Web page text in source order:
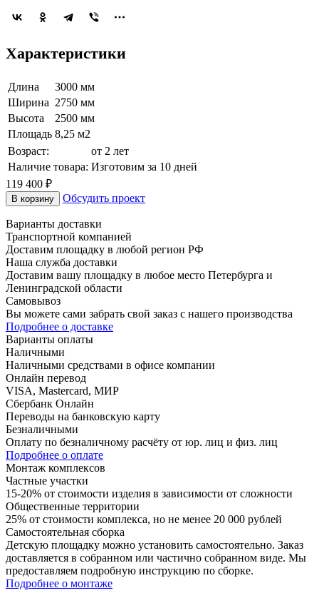
Характеристики
Длина
3000 мм
Ширина 2750 мм
Высота
2500 мм
Площадь 8,25 м2
Возраст:
от 2 лет
Наличие товара: Изготовим за 10 дней
119 400 ₽
В корзину Обсудить проект
Варианты доставки
Транспортной компанией
Доставим площадку в любой регион РФ
Наша служба доставки
Доставим вашу площадку в любое место Петербурга и
Ленинградской области
Самовывоз
Вы можете сами забрать свой заказ с нашего производства
Подробнее о доставке
Варианты оплаты
Наличными
Наличными средствами в офисе компании
Онлайн перевод
VISA, Mastercard, МИР
Сбербанк Онлайн
Переводы на банковскую карту
Безналичными
Оплату по безналичному расчёту от юр. лиц и физ. лиц
Подробнее о оплате
Монтаж комплексов
Частные участки
15-20% от стоимости изделия в зависимости от сложности
Общественные территории
25% от стоимости комплекса, но не менее 20 000 рублей
Самостоятельная сборка
Детскую площадку можно установить самостоятельно. Заказ
доставляется в собранном или частично собранном виде. Мы
предоставляем подробную инструкцию по сборке.
Подробнее о монтаже